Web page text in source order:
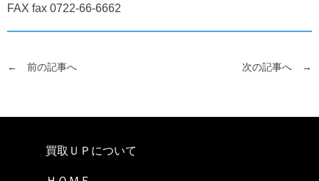
FAX fax 0722-66-6662
← 前の記事へ 次の記事へ →
買取ＵＰについて